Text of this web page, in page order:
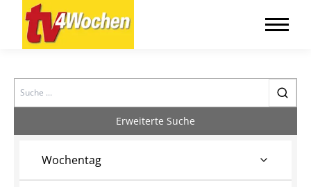
Search
Erweiterte Suche
Wochentag